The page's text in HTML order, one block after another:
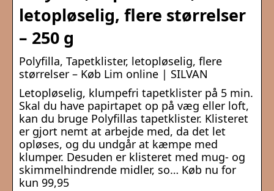
letopløselig, flere størrelser
– 250 g
Polyfilla, Tapetklister, letopløselig, flere
størrelser – Køb Lim online | SILVAN
Letopløselig, klumpefri tapetklister på 5 min.
Skal du have papirtapet op på væg eller loft,
kan du bruge Polyfillas tapetklister. Klisteret
er gjort nemt at arbejde med, da det let
opløses, og du undgår at kæmpe med
klumper. Desuden er klisteret med mug- og
skimmelhindrende midler, so… Køb nu for
kun 99,95